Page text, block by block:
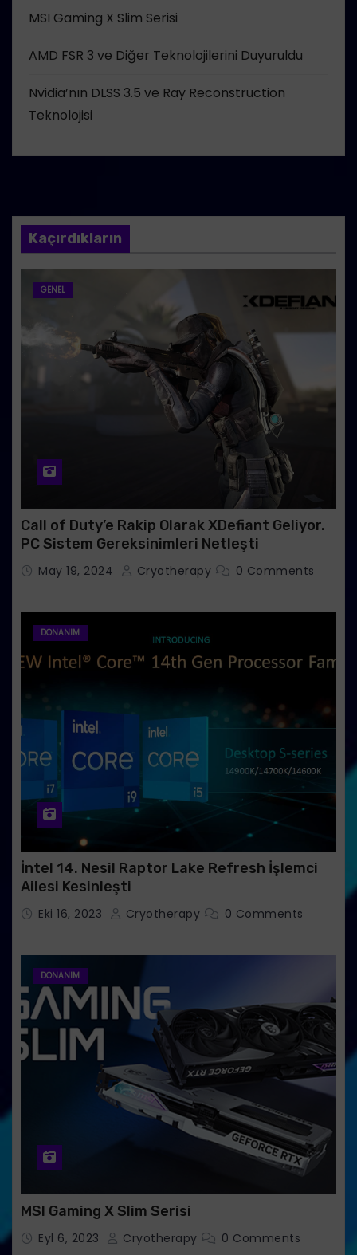
MSI Gaming X Slim Serisi
AMD FSR 3 ve Diğer Teknolojilerini Duyuruldu
Nvidia’nın DLSS 3.5 ve Ray Reconstruction
Teknolojisi
Kaçırdıkların
GENEL
Call of Duty’e Rakip Olarak XDefiant Geliyor.
PC Sistem Gereksinimleri Netleşti
May 19, 2024 Cryotherapy 0 Comments
DONANIM
İntel 14. Nesil Raptor Lake Refresh İşlemci
Ailesi Kesinleşti
Eki 16, 2023 Cryotherapy 0 Comments
DONANIM
MSI Gaming X Slim Serisi
Eyl 6, 2023 Cryotherapy 0 Comments